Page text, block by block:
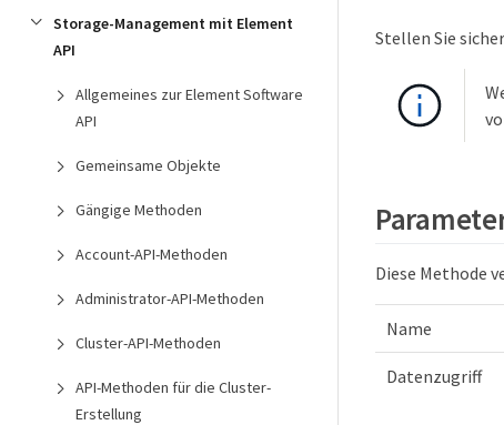
Storage-Management mit Element
API
Allgemeines zur Element Software
API
Gemeinsame Objekte
Gängige Methoden
Account-API-Methoden
Administrator-API-Methoden
Cluster-API-Methoden
API-Methoden für die Cluster-
Erstellung
Stellen Sie
Diese Methode
Name
Datenzugriff